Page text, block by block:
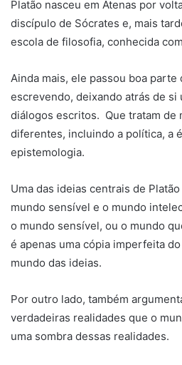
Platão nasceu em Atenas por
discípulo de Sócrates e, mais
escola de filosofia, conhecida
Ainda mais, ele passou boa parte
escrevendo, deixando atrás de si
diálogos escritos. Que tratam de
diferentes, incluindo a política, a
epistemologia.
Uma das ideias centrais de
mundo sensível e o mundo
o mundo sensível, ou o mundo
é apenas uma cópia imperfeita
mundo das ideias.
Por outro lado, também
verdadeiras realidades que o
uma sombra dessas realidades.